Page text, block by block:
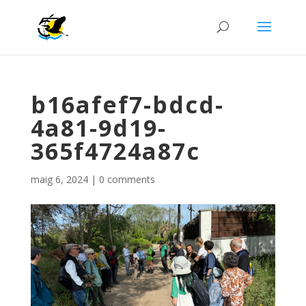
b16afef7-bdcd-
4a81-9d19-
365f4724a87c
maig 6, 2024| 0 comments